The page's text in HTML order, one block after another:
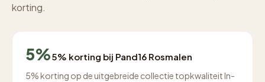
korting.
5%5% korting bij Pand16 Rosmalen
5% korting op de uitgebreide collectie topkwaliteit In-